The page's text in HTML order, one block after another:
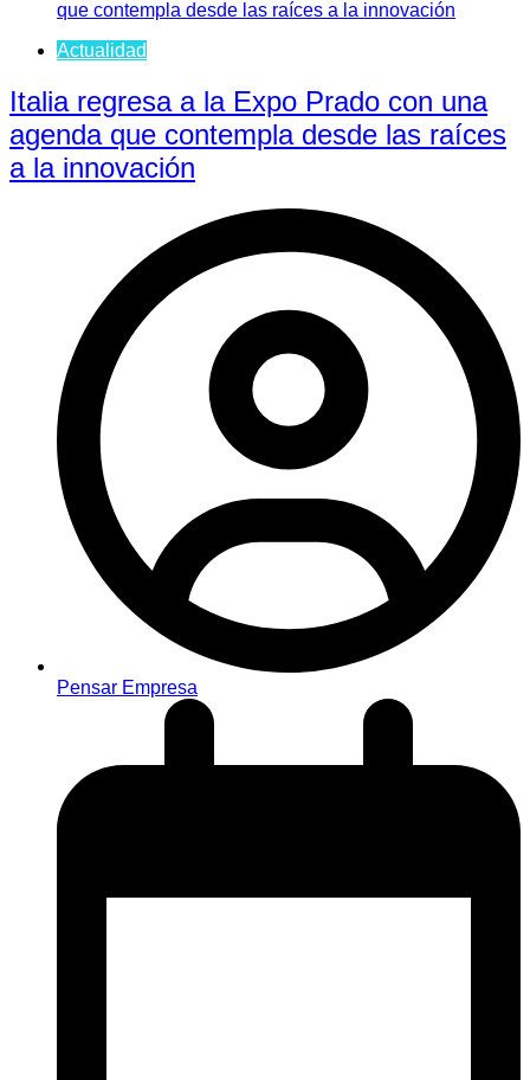
Actualidad
Italia regresa a la Expo Prado con una
agenda que contempla desde las raíces
a la innovación
Pensar Empresa